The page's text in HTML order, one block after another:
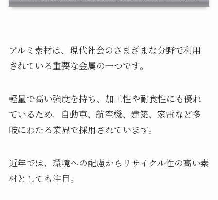
アルミ素材は、現代社会のさまざまな分野で利用
されている重要な金属の一つです。
軽量で高い強度を持ち、加工性や耐食性にも優れ
ているため、自動車、航空機、建築、家電など多
岐にわたる業界で採用されています。
近年では、環境への配慮からリサイクル性の高い素
材としても注目。